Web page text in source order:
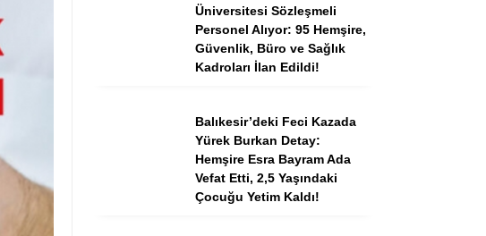
Üniversitesi Sözleşmeli
Personel Alıyor: 95 Hemşire,
Güvenlik, Büro ve Sağlık
Kadroları İlan Edildi!
Balıkesir’deki Feci Kazada
Yürek Burkan Detay:
Hemşire Esra Bayram Ada
Vefat Etti, 2,5 Yaşındaki
Çocuğu Yetim Kaldı!